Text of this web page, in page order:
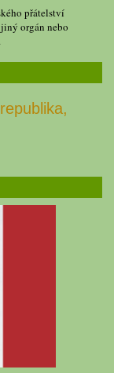
přátelství
orgán nebo